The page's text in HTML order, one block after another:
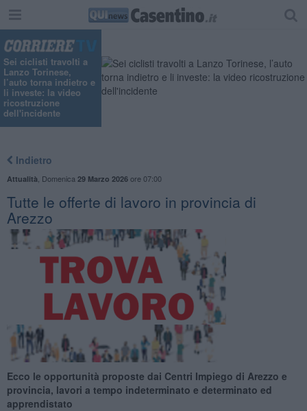
Sei ciclisti travolti a
Lanzo Torinese,
l’auto torna indietro e
li investe: la video
ricostruzione
dell'incidente
Indietro
Attualità Domenica 29 Marzo 2026ore 07:00
​Tutte le offerte di lavoro in provincia di
Arezzo
Ecco le opportunità proposte dai Centri Impiego di Arezzo e
provincia, lavori a tempo indeterminato e determinato ed
apprendistato